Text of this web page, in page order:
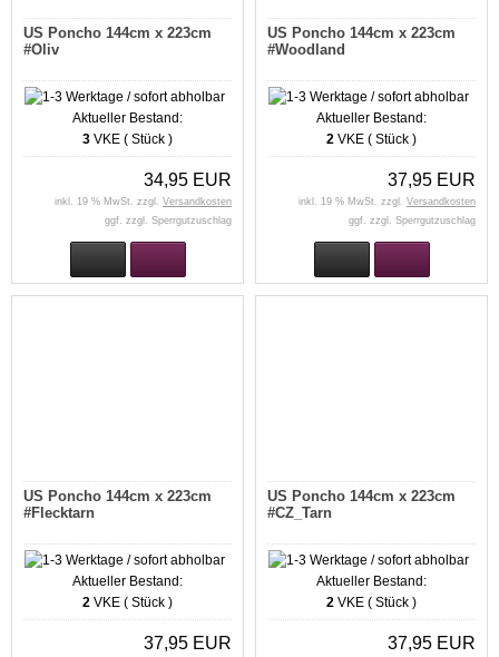
US Poncho 144cm x 223cm
#Oliv
Aktueller Bestand:
3 VKE ( Stück )
34,95 EUR
inkl. 19 % MwSt. zzgl. Versandkosten
ggf. zzgl. Sperrgutzuschlag
US Poncho 144cm x 223cm
#Woodland
Aktueller Bestand:
2 VKE ( Stück )
37,95 EUR
inkl. 19 % MwSt. zzgl. Versandkosten
ggf. zzgl. Sperrgutzuschlag
US Poncho 144cm x 223cm
#Flecktarn
Aktueller Bestand:
2 VKE ( Stück )
37,95 EUR
US Poncho 144cm x 223cm
#CZ_Tarn
Aktueller Bestand:
2 VKE ( Stück )
37,95 EUR